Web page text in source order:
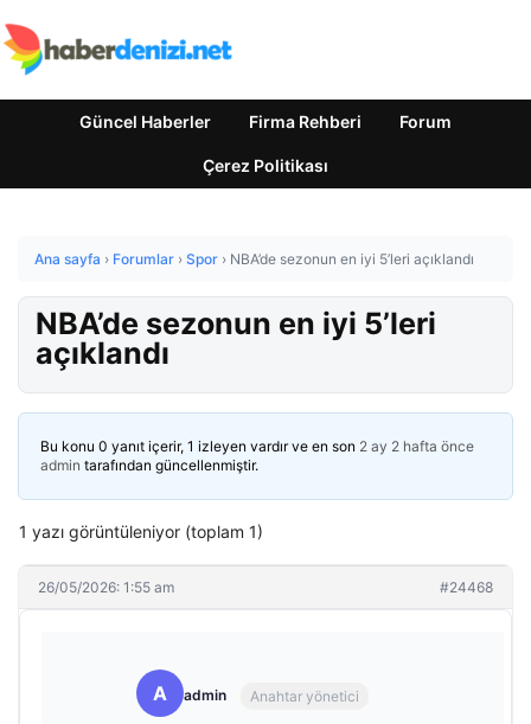
Güncel Haberler Firma Rehberi Forum
Çerez Politikası
Ana sayfa › Forumlar › Spor › NBA’de sezonun en iyi 5’leri açıklandı
NBA’de sezonun en iyi 5’leri
açıklandı
Bu konu 0 yanıt içerir, 1 izleyen vardır ve en son 2 ay 2 hafta önce
admin tarafından güncellenmiştir.
1 yazı görüntüleniyor (toplam 1)
26/05/2026: 1:55 am #24468
A admin Anahtar yönetici